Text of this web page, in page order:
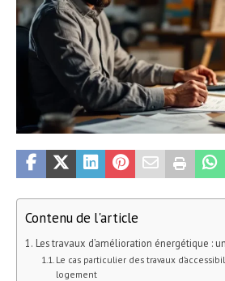
Contenu de l'article
Les travaux d’amélioration énergétique :
Le cas particulier des travaux
logement